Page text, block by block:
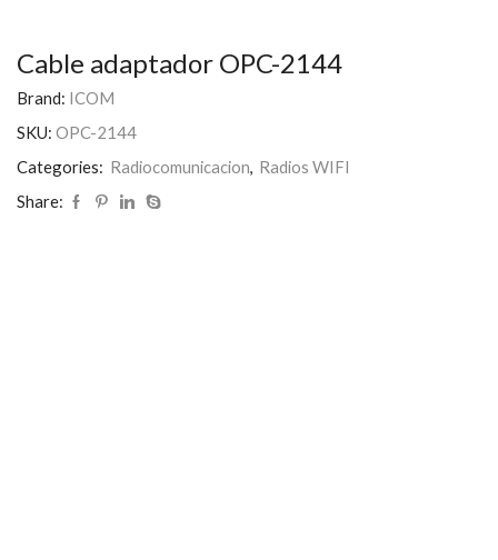
Cable adaptador OPC-2144
Brand: ICOM
SKU: OPC-2144
Categories: Radiocomunicacion, Radios WIFI
Share: